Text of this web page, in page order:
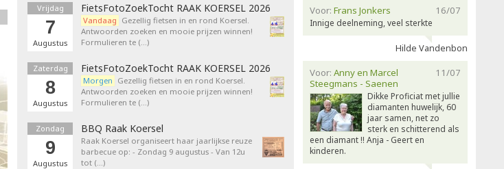
Vrijdag
7
Augustus
FietsFotoZoekTocht RAAK KOERSEL 2026
Vandaag Gezellig fietsen in en rond Koersel.
Antwoorden zoeken en mooie prijzen winnen!
Formulieren te (…)
Zaterdag
8
Augustus
FietsFotoZoekTocht RAAK KOERSEL 2026
Morgen Gezellig fietsen in en rond Koersel.
Antwoorden zoeken en mooie prijzen winnen!
Formulieren te (…)
Zondag
9
Augustus
BBQ Raak Koersel
Raak Koersel organiseert haar jaarlijkse reuze
barbecue op: - Zondag 9 augustus - Van 12u
tot (…)
16/07
Voor: Frans Jonkers
Innige deelneming, veel sterkte
Hilde Vandenbon
11/07
Voor: Anny en Marcel
Steegmans - Saenen
Dikke Proficiat met jullie
diamanten huwelijk, 60
jaar samen, net zo
sterk en schitterend als
een diamant !! Anja - Geert en
kinderen.